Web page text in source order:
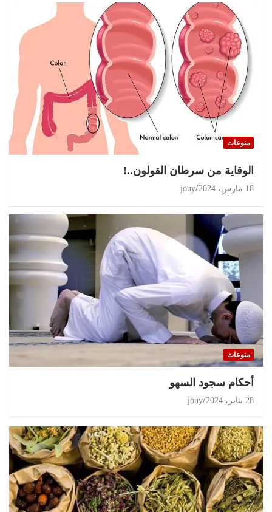
منوعات
الوقاية من سرطان القولون..!
18 مارس، 2024 jouy
منوعات
أحكام سجود السهو
28 يناير، 2024 jouy